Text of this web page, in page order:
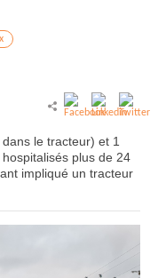
le tracteur) et 1
plus de 24
impliqué un tracteur